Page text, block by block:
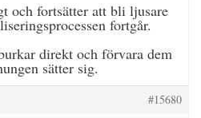
och fortsätter att bli ljusare
fortgår.
direkt och förvara dem
sätter sig.
#15680